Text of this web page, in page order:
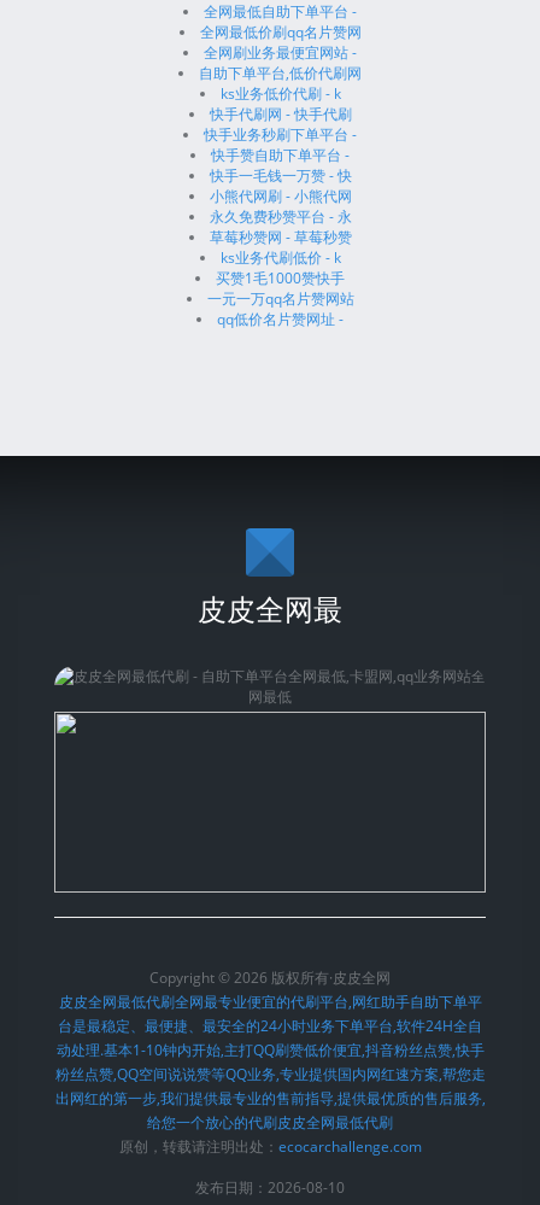
全网最低自助下单平台 -
全网最低价刷qq名片赞网
全网刷业务最便宜网站 -
自助下单平台,低价代刷网
ks业务低价代刷 - k
快手代刷网 - 快手代刷
快手业务秒刷下单平台 -
快手赞自助下单平台 -
快手一毛钱一万赞 - 快
小熊代网刷 - 小熊代网
永久免费秒赞平台 - 永
草莓秒赞网 - 草莓秒赞
ks业务代刷低价 - k
买赞1毛1000赞快手
一元一万qq名片赞网站
qq低价名片赞网址 -
皮皮全网最
Copyright © 2026 版权所有·皮皮全网
皮皮全网最低代刷全网最专业便宜的代刷平台,网红助手自助下单平
台是最稳定、最便捷、最安全的24小时业务下单平台,软件24H全自
动处理.基本1-10钟内开始,主打QQ刷赞低价便宜,抖音粉丝点赞,快手
粉丝点赞,QQ空间说说赞等QQ业务,专业提供国内网红速方案,帮您走
出网红的第一步,我们提供最专业的售前指导,提供最优质的售后服务,
给您一个放心的代刷皮皮全网最低代刷
原创，转载请注明出处： ecocarchallenge.com
发布日期：2026-08-10